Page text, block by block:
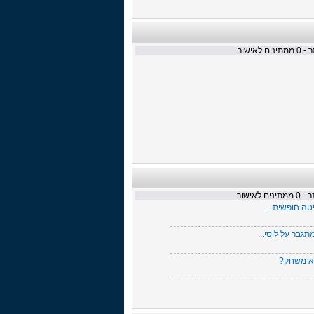
União de Leiria - מכל השברים נשאר
רק הלב
הוסף...
-
0 ממתינים לאישור
-
0 ממתינים לאישור
חופשית ...
על לוסי...
משחק?